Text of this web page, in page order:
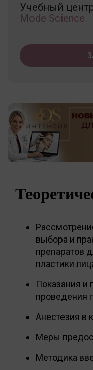
Учебный
Mode Science
выбора и
препаратов
пластики
Показания и
проведения
Анестезия в
Меры
Методика